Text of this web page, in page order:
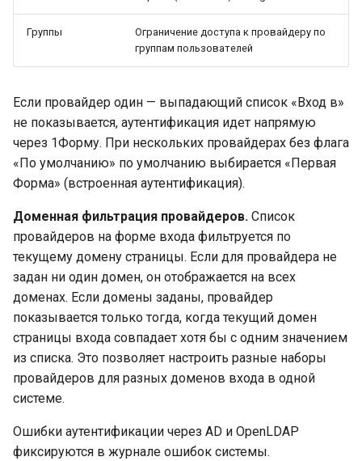
Группы
Ограничение доступа к провайдеру по
группам пользователей
Если провайдер один — выпадающий список «Вход в»
не показывается, аутентификация идет напрямую
через 1Форму. При нескольких провайдерах без флага
«По умолчанию» по умолчанию выбирается «Первая
Форма» (встроенная аутентификация).
Доменная фильтрация провайдеров. Список
провайдеров на форме входа фильтруется по
текущему домену страницы. Если для провайдера не
задан ни один домен, он отображается на всех
доменах. Если домены заданы, провайдер
показывается только тогда, когда текущий домен
страницы входа совпадает хотя бы с одним значением
из списка. Это позволяет настроить разные наборы
провайдеров для разных доменов входа в одной
системе.
Ошибки аутентификации через AD и OpenLDAP
фиксируются в журнале ошибок системы.